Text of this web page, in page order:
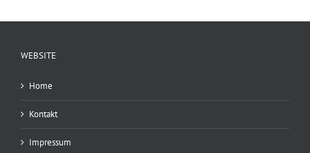
WEBSITE
Home
Kontakt
Impressum